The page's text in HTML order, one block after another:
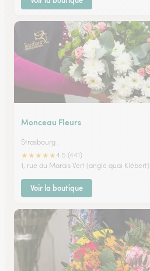
Monceau Fleurs
Strasbourg .
★★★★★4.5 (441)
1, rue du Marais Vert (angle quai Klébert)
Voir la boutique